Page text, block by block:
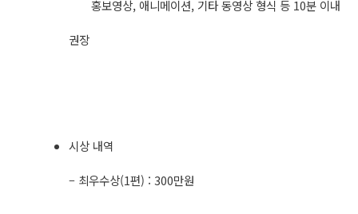
홍보영상, 애니메이션, 기타 동영상 형식 등 10분 이내
권장
시상 내역
– 최우수상(1편) : 300만원